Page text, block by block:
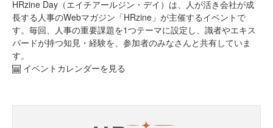
HRzine Day（エイチアールジン・デイ）は、人が活き会社が成
長する人事のWebマガジン「HRzine」が主催するイベントで
す。毎回、人事の重要課題を1つテーマに設定し、識者やエキス
パードが持つ知見・経験を、参加者のみなさんと共有していま
す。
イベントカレンダーを見る